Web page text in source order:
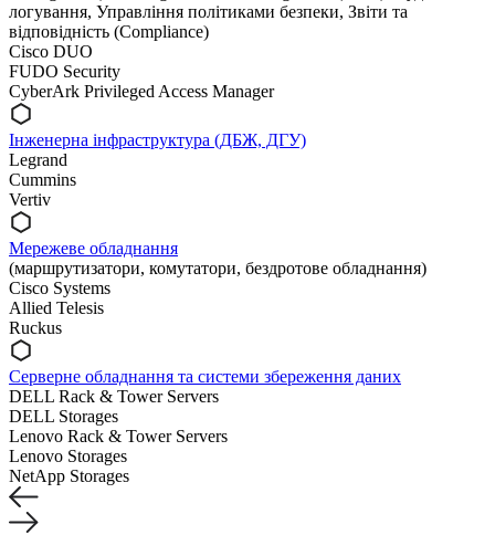
логування, Управління політиками безпеки, Звіти та
відповідність (Compliance)
Cisco DUO
FUDO Security
CyberArk Privileged Access Manager
Інженерна інфраструктура (ДБЖ, ДГУ)
Legrand
Cummins
Vertiv
Мережеве обладнання
(маршрутизатори, комутатори, бездротове обладнання)
Cisco Systems
Allied Telesis
Ruckus
Серверне обладнання та системи збереження даних
DELL Rack & Tower Servers
DELL Storages
Lenovo Rack & Tower Servers
Lenovo Storages
NetApp Storages